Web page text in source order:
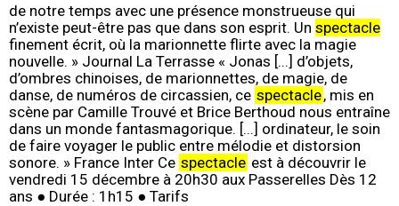
de notre temps avec une présence monstrueuse qui
n’existe peut-être pas que dans son esprit. Un spectacle
finement écrit, où la marionnette flirte avec la magie
nouvelle. » Journal La Terrasse « Jonas [...] d’objets,
d’ombres chinoises, de marionnettes, de magie, de
danse, de numéros de circassien, ce spectacle, mis en
scène par Camille Trouvé et Brice Berthoud nous entraîne
dans un monde fantasmagorique. [...] ordinateur, le soin
de faire voyager le public entre mélodie et distorsion
sonore. » France Inter Ce spectacle est à découvrir le
vendredi 15 décembre à 20h30 aux Passerelles Dès 12
ans ● Durée : 1h15 ● Tarifs